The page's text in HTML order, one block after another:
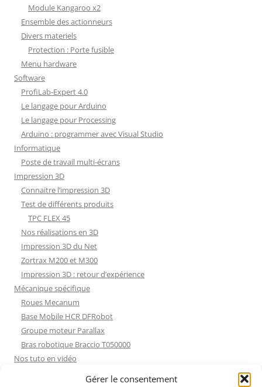
Gérer le consentement
Module Kangaroo x2
Ensemble des actionneurs
Divers materiels
Protection : Porte fusible
Menu hardware
Software
ProfiLab-Expert 4.0
Le langage pour Arduino
Le langage pour Processing
Arduino : programmer avec Visual Studio
Informatique
Poste de travail multi-écrans
Impression 3D
Connaitre l’impression 3D
Test de différents produits
TPC FLEX 45
Nos réalisations en 3D
Impression 3D du Net
Zortrax M200 et M300
Impression 3D : retour d’expérience
Mécanique spécifique
Roues Mecanum
Base Mobile HCR DFRobot
Groupe moteur Parallax
Bras robotique Braccio T050000
Nos tuto en vidéo